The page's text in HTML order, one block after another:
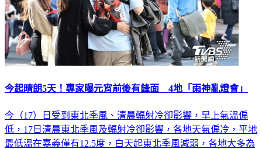
今起晴朗5天！專家曝元宵前後有鋒面 4地「雨神亂燈會」
今（17）日受到東北季風、清晨輻射冷卻影響，早上氣溫偏
低，17日清晨東北季風及輻射冷卻影響，各地天氣偏冷，平地
最低溫在嘉義僅有12.5度，白天起東北季風減弱，各地大多為